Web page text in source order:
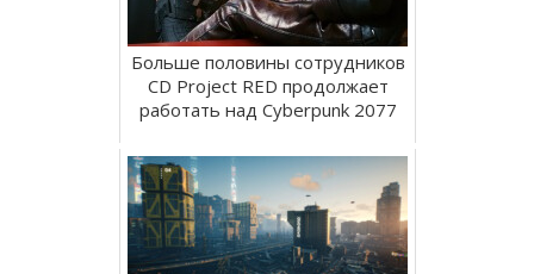
Больше половины сотрудников
CD Project RED продолжает
работать над Cyberpunk 2077